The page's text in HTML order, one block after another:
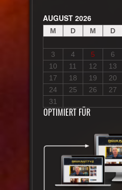
AUGUST 2026
M D M D
3
4 5 6
10
11 12 13
17
18 19 20
24
25 26 27
31
OPTIMIERT FÜR